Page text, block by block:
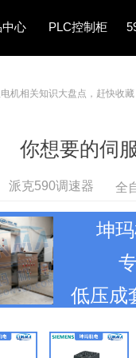
中心 PLC控制柜
你想要的伺
机相关知识大盘点，赶快收藏
派克590调速器
坤
低压成
全